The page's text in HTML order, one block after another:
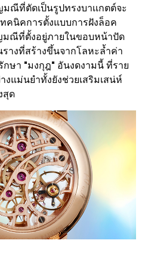
ณีที่ตัดเป็นรูปทรงบาเเกตต์จะ
คนิคการตั้งแบบการฝังล็อค
ณีที่ตั้งอยู่ภายในขอบหน้าปัด
างที่สร้างขึ้นจากโลหะล้ำค่า
ษา "มงกุฎ" อันงดงามนี้ ที่ราย
แม่นยำทั้งยังช่วยเสริมเสน่ห์
สุด